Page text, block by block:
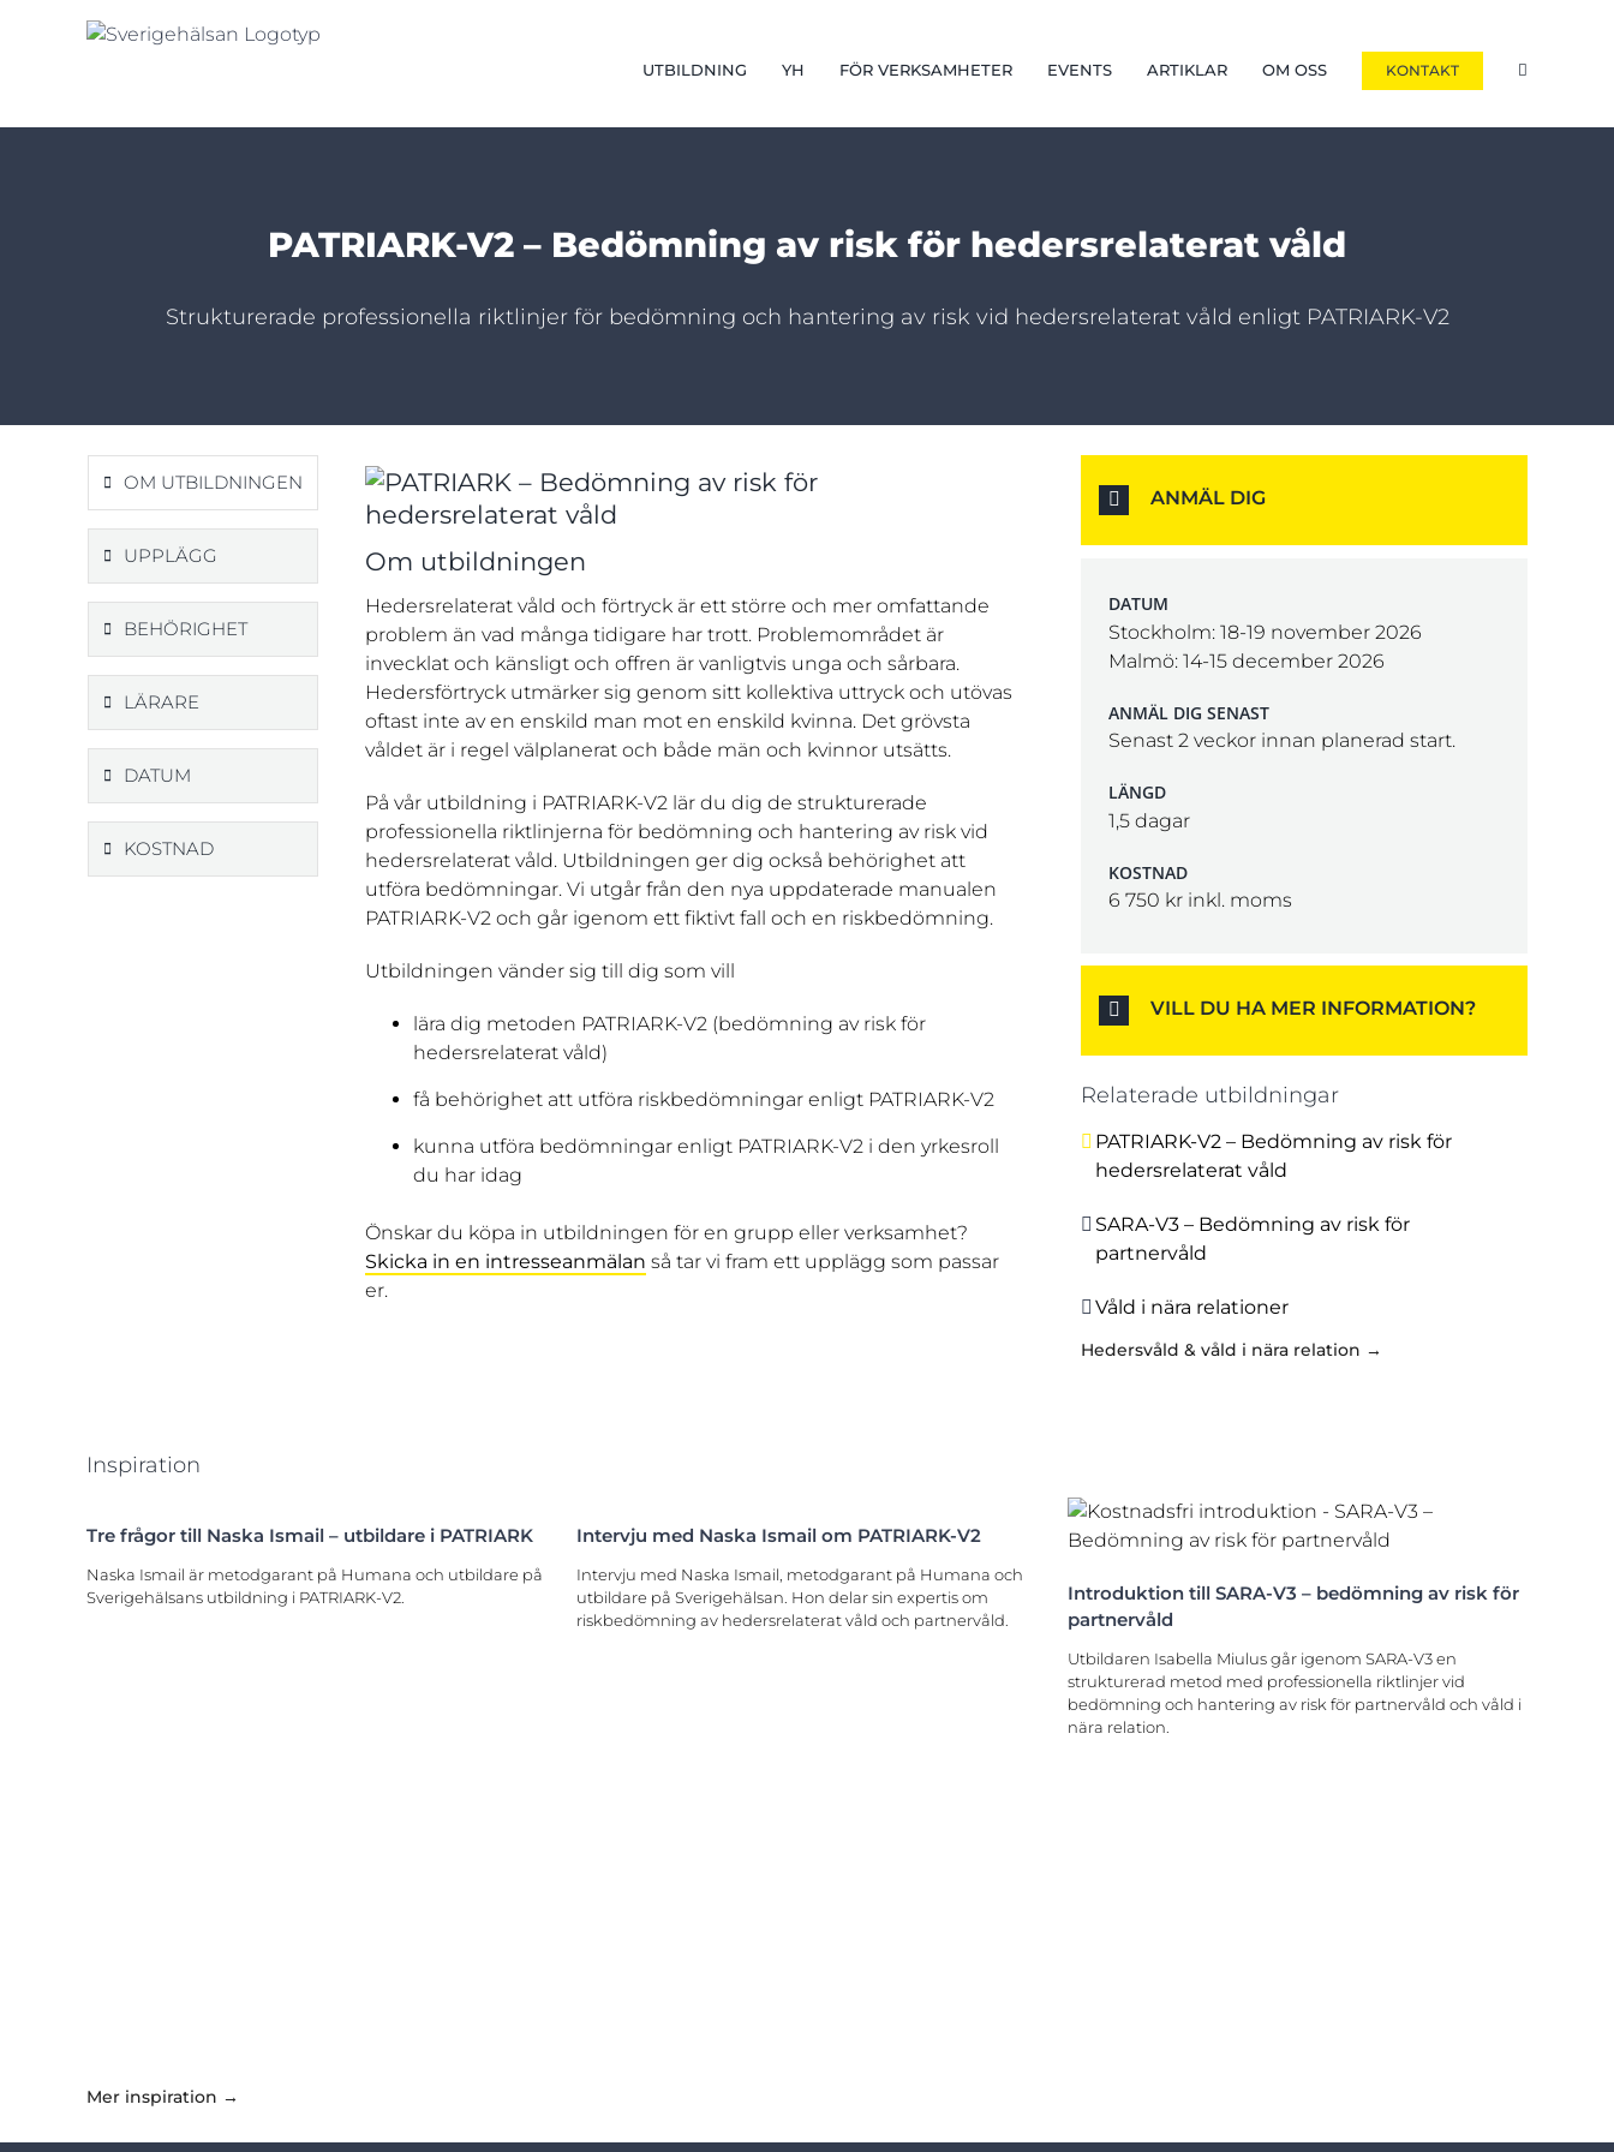
UTBILDNING YH FÖR VERKSAMHETER EVENTS ARTIKLAR OM OSS KONTAKT
PATRIARK-V2 – Bedömning av risk för hedersrelaterat våld
Strukturerade professionella riktlinjer för bedömning och hantering av risk vid hedersrelaterat våld enligt PATRIARK-V2
OM UTBILDNINGEN
UPPLÄGG
BEHÖRIGHET
LÄRARE
DATUM
KOSTNAD
Om utbildningen
Hedersrelaterat våld och förtryck är ett större och mer omfattande
problem än vad många tidigare har trott. Problemområdet är
invecklat och känsligt och offren är vanligtvis unga och sårbara.
Hedersförtryck utmärker sig genom sitt kollektiva uttryck och utövas
oftast inte av en enskild man mot en enskild kvinna. Det grövsta
våldet är i regel välplanerat och både män och kvinnor utsätts.
På vår utbildning i PATRIARK-V2 lär du dig de strukturerade
professionella riktlinjerna för bedömning och hantering av risk vid
hedersrelaterat våld. Utbildningen ger dig också behörighet att
utföra bedömningar. Vi utgår från den nya uppdaterade manualen
PATRIARK-V2 och går igenom ett fiktivt fall och en riskbedömning.
Utbildningen vänder sig till dig som vill
lära dig metoden PATRIARK-V2 (bedömning av risk för
hedersrelaterat våld)
få behörighet att utföra riskbedömningar enligt PATRIARK-V2
kunna utföra bedömningar enligt PATRIARK-V2 i den yrkesroll
du har idag
Önskar du köpa in utbildningen för en grupp eller verksamhet?
Skicka in en intresseanmälan så tar vi fram ett upplägg som passar
er.
ANMÄL DIG
DATUM
Stockholm: 18-19 november 2026
Malmö: 14-15 december 2026
ANMÄL DIG SENAST
Senast 2 veckor innan planerad start.
LÄNGD
1,5 dagar
KOSTNAD
6 750 kr inkl. moms
VILL DU HA MER INFORMATION?
Relaterade utbildningar
PATRIARK-V2 – Bedömning av risk för
hedersrelaterat våld
SARA-V3 – Bedömning av risk för
partnervåld
Våld i nära relationer
Hedersvåld & våld i nära relation →
Inspiration
Tre frågor till Naska Ismail – utbildare i PATRIARK
Naska Ismail är metodgarant på Humana och utbildare på
Sverigehälsans utbildning i PATRIARK-V2.
Intervju med Naska Ismail om PATRIARK-V2
Intervju med Naska Ismail, metodgarant på Humana och
utbildare på Sverigehälsan. Hon delar sin expertis om
riskbedömning av hedersrelaterat våld och partnervåld.
Introduktion till SARA-V3 – bedömning av risk för
partnervåld
Utbildaren Isabella Miulus går igenom SARA-V3 en
strukturerad metod med professionella riktlinjer vid
bedömning och hantering av risk för partnervåld och våld i
nära relation.
Mer inspiration →